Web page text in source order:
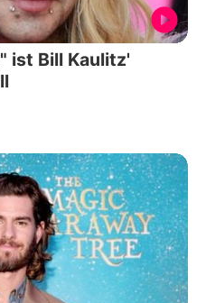
ist Bill Kaulitz'